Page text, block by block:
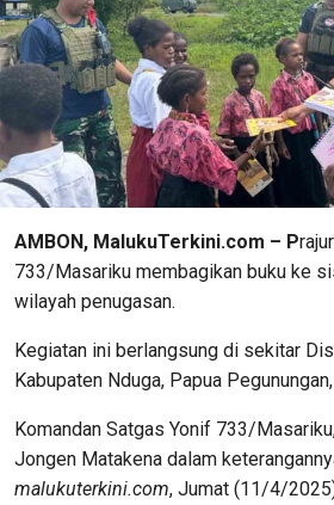
AMBON, MalukuTerkini.com – P
733/Masariku membagikan buku ke
wilayah penugasan.
Kegiatan ini berlangsung di sekitar
Kabupaten Nduga, Papua
Komandan Satgas Yonif 733/
Jongen Matakena dalam
malukuterkini.com, Jumat (11/4/